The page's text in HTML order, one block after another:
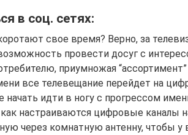
в соц. сетях:
свое время? Верно, за
провести досуг с
приумножая
все телевещание перейдет на
начать идти в ногу с прогрессом
настраиваются цифровые каналы
через комнатную антенну, чтобы у